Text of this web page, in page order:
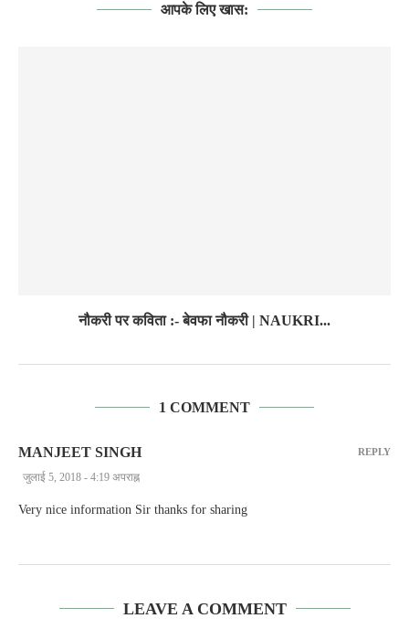
आपके लिए खास:
नौकरी पर कविता :- बेवफा नौकरी | NAUKRI...
1 COMMENT
MANJEET SINGH
जुलाई 5, 2018 - 4:19 अपराह्न
Very nice information Sir thanks for sharing
REPLY
LEAVE A COMMENT